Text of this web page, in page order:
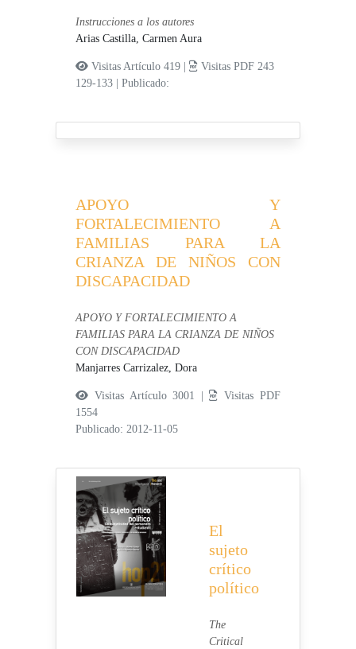
Instrucciones a los autores
Arias Castilla, Carmen Aura
Visitas Artículo 419 |
Visitas PDF 243
129-133
|Publicado:
APOYO Y
FORTALECIMIENTO A
FAMILIAS PARA LA
CRIANZA DE NIÑOS CON
DISCAPACIDAD
APOYO Y FORTALECIMIENTO A
FAMILIAS PARA LA CRIANZA DE NIÑOS
CON DISCAPACIDAD
Manjarres Carrizalez, Dora
Visitas Artículo 3001 |
Visitas PDF
1554
Publicado: 2012-11-05
El
sujeto
crítico
político
The
Critical